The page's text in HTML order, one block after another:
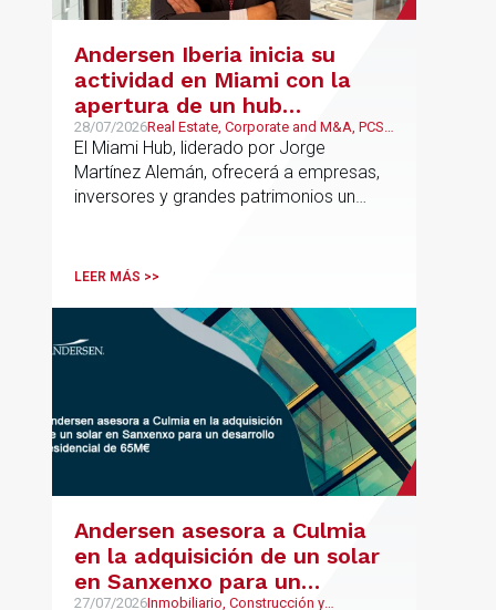
Andersen Iberia inicia su
actividad en Miami con la
apertura de un hub
estratégico para reforzar el
asesoramiento fiscal, legal y
patrimonial conectando
Europa y Latinoamérica
28/07/2026Real Estate, Corporate and M&A, PCS,
Wealth Management & Family
Business
El Miami Hub, liderado por Jorge
Martínez Alemán, ofrecerá a empresas,
inversores y grandes patrimonios un
Latinoamérica y otros mercados
LEER MÁS >>
Andersen asesora a Culmia
en la adquisición de un solar
en Sanxenxo para un
27/07/2026Inmobiliario, Construcción y